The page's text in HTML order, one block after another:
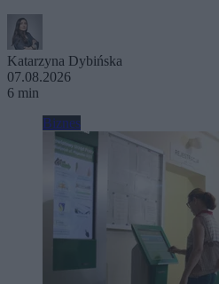
Katarzyna Dybińska
07.08.2026
6 min
Biznes